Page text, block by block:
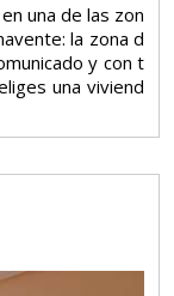
una de las zon
la zona d
y con t
una viviend